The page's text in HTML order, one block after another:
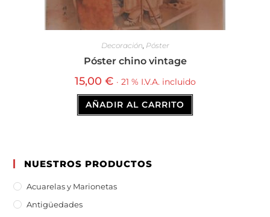
Decoración Póster
Póster chino vintage
15,00 € · 21 % I.V.A. incluido
AÑADIR AL CARRITO
NUESTROS PRODUCTOS
Acuarelas y Marionetas
Antigüedades